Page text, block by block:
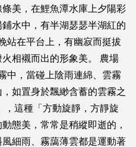
美，在鯉魚潭水庫上夕陽彩
水中，有半湖瑟瑟半湖紅的
站在平台上，有幽寂而挺拔
相襯而出的形象美。 農場
中，當碰上陰雨連綿、雲霧
如置身於飄緲含蓄的雲霧之
，這種「方動旋靜，方靜旋
態美，常常是稍縱即逝的，
細雨、霧藹薄雲都是運動著